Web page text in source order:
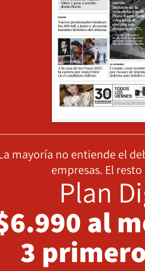
mayoría no entiende el
empresas. El
Plan
al
3